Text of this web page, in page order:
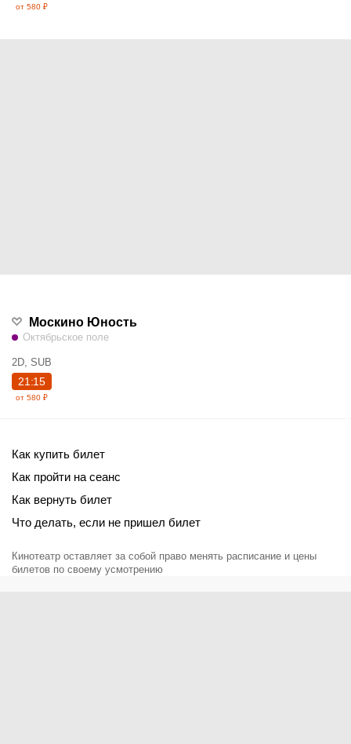
от 580 ₽
Москино Юность
Октябрьское поле
2D, SUB
21:15
от 580 ₽
Как купить билет
Как пройти на сеанс
Как вернуть билет
Что делать, если не пришел билет
Кинотеатр оставляет за собой право менять расписание и цены
билетов по своему усмотрению